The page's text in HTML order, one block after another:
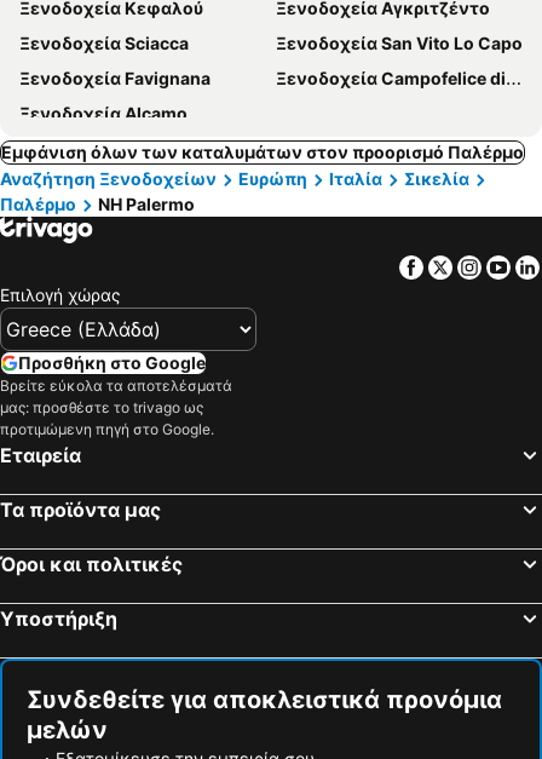
Ξενοδοχεία Κεφαλού
Ξενοδοχεία Αγκριτζέντο
Ξενοδοχεία Sciacca
Ξενοδοχεία San Vito Lo Capo
Ξενοδοχεία Favignana
Ξενοδοχεία Campofelice di Roccella
Ξενοδοχεία Alcamo
Εμφάνιση όλων των καταλυμάτων στον προορισμό Παλέρμο
Αναζήτηση Ξενοδοχείων
Ευρώπη Ιταλία
Σικελία
Παλέρμο
NH Palermo
Facebook
Twitter
Επιλογή χώρας
Προσθήκη στο Google
Βρείτε εύκολα τα αποτελέσματά
μας: προσθέστε το trivago ως
προτιμώμενη πηγή στο Google.
Εταιρεία
Τα προϊόντα μας
Όροι και πολιτικές
Υποστήριξη
Συνδεθείτε για αποκλειστικά προνόμια
μελών